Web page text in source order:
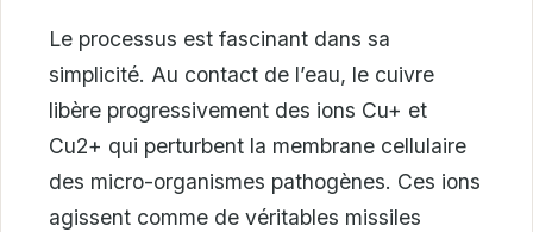
Le processus est fascinant dans sa
simplicité. Au contact de l’eau, le cuivre
libère progressivement des ions Cu+ et
Cu2+ qui perturbent la membrane cellulaire
des micro-organismes pathogènes. Ces ions
agissent comme de véritables missiles